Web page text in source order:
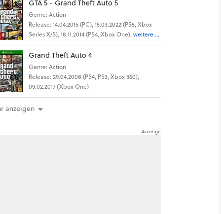
GTA 5 - Grand Theft Auto 5
Genre: Action
Release: 14.04.2015 (PC), 15.03.2022 (PS5, Xbox
Series X/S), 18.11.2014 (PS4, Xbox One), weitere ...
Grand Theft Auto 4
Genre: Action
Release: 29.04.2008 (PS4, PS3, Xbox 360),
09.02.2017 (Xbox One)
anzeigen